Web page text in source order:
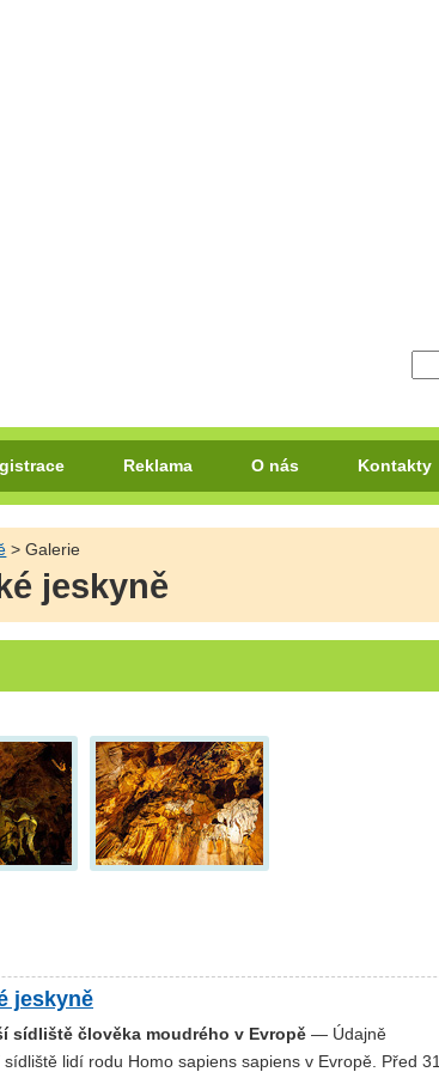
Reklama O nás Kontakty
> Galerie
jeskyně
jeskyně
sídliště člověka moudrého v Evropě — Údajně
lidí rodu Homo sapiens sapiens v Evropě. Před 31